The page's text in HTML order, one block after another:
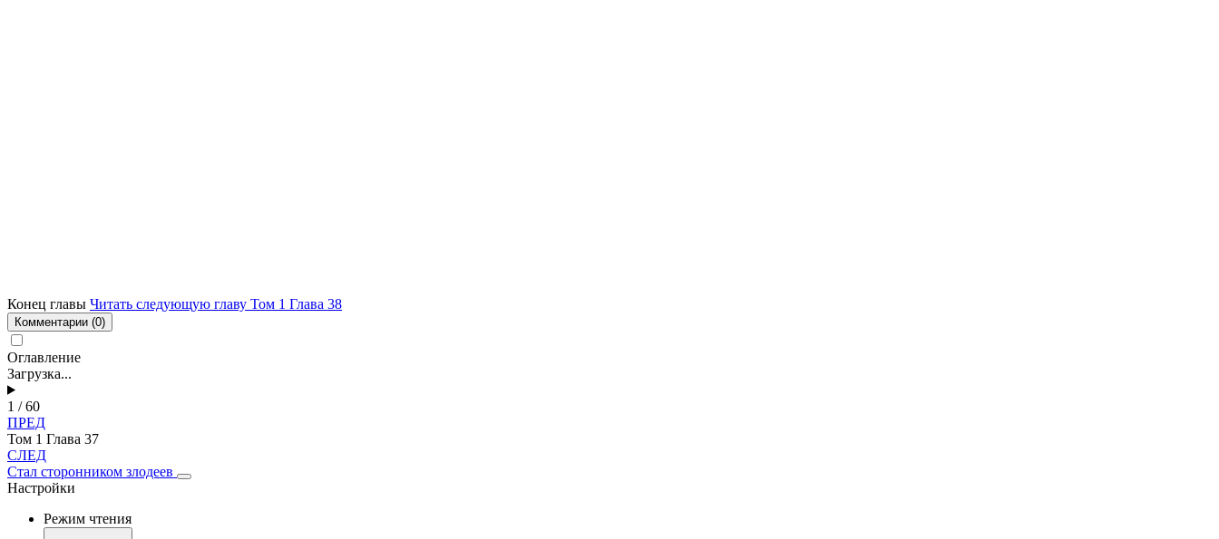
Конец главы Читать следующую главу Том 1 Глава 38
Комментарии (0)
Оглавление
Загрузка...
1 / 60
ПРЕД
Том 1 Глава 37
СЛЕД
Стал сторонником злодеев
Настройки
Режим чтения